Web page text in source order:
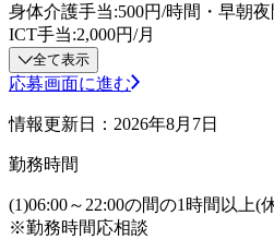
身体介護手当:500円/時間・早朝
ICT手当:2,000円/月
全て表示
応募画面に進む
情報更新日：2026年8月7日
勤務時間
(1)06:00～22:00の間の1時間以上(
※勤務時間応相談